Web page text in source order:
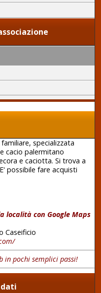
specializzata
cacio palermitano
e caciotta. Si trova a
possibile fare acquisti
località con Google Maps
Caseificio
in pochi semplici passi!